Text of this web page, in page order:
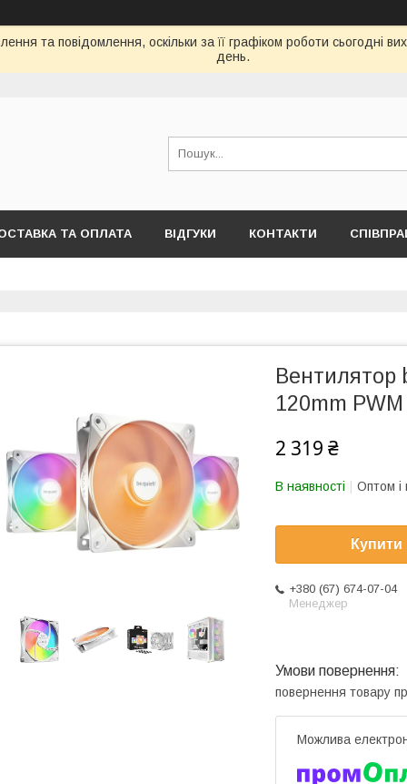
та повідомлення, оскільки за її графіком роботи сьогодні
день.
ТА ОПЛАТА ВІДГУКИ КОНТАКТИ
Вентилятор
120mm
2 319 ₴
В наявності Оптом і
Купити
+380 (67) 674-07-04
Менеджер
повернення товару